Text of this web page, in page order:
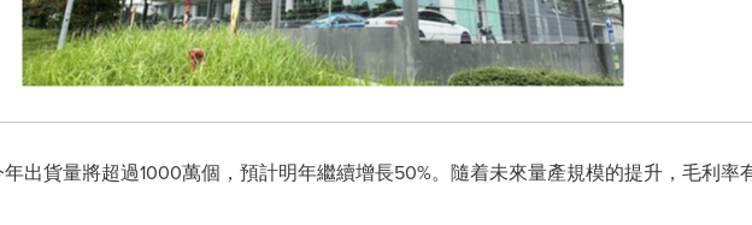
出貨量將超過1000萬個，預計明年繼續增長50%。隨着未來量產規模的提升，毛利率